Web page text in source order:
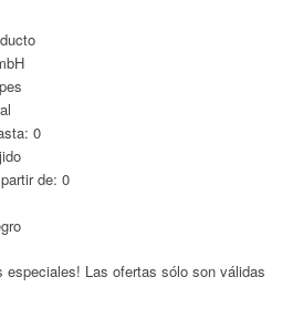
0
de: 0
especiales! Las ofertas sólo son válidas